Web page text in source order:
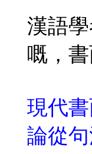
漢語
嘅，
現代
論從